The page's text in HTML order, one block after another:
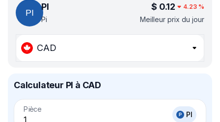
PI
Pi
$ 0.12 4.23 %
Meilleur prix du jour
CAD
Calculateur PI à CAD
Pièce
PI